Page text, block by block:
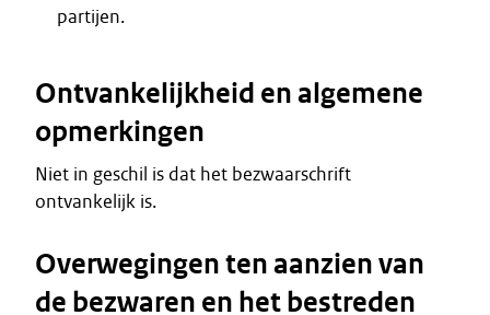
partijen.
Ontvankelijkheid en algemene
opmerkingen
Niet in geschil is dat het bezwaarschrift
ontvankelijk is.
Overwegingen ten aanzien van
de bezwaren en het bestreden